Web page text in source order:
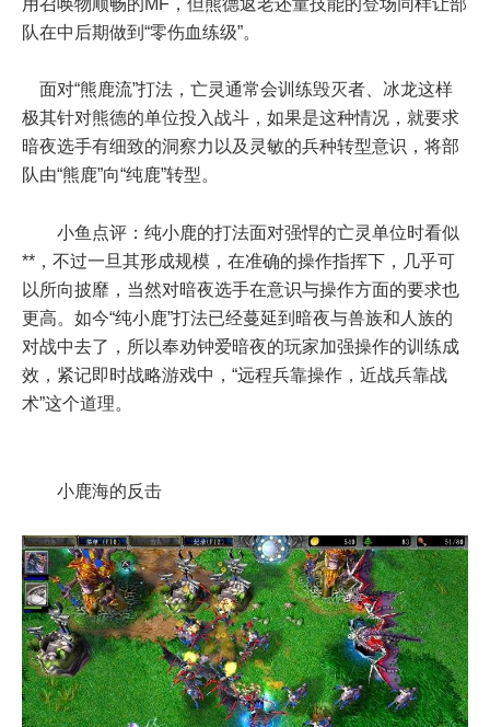
队在中后期做到“零伤血练级”。
面对“熊鹿流”打法，亡灵通常会训练毁灭者、冰龙这样
极其针对熊德的单位投入战斗，如果是这种情况，就要求
暗夜选手有细致的洞察力以及灵敏的兵种转型意识，将部
队由“熊鹿”向“纯鹿”转型。
小鱼点评：纯小鹿的打法面对强悍的亡灵单位时看似
**，不过一旦其形成规模，在准确的操作指挥下，几乎可
以所向披靡，当然对暗夜选手在意识与操作方面的要求也
更高。如今“纯小鹿”打法已经蔓延到暗夜与兽族和人族的
对战中去了，所以奉劝钟爱暗夜的玩家加强操作的训练成
效，紧记即时战略游戏中，“远程兵靠操作，近战兵靠战
术”这个道理。
小鹿海的反击